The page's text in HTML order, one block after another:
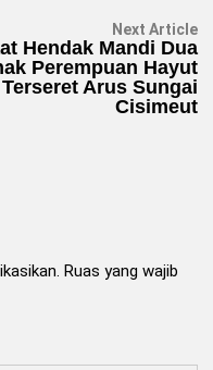
Next Article
Hendak Mandi Dua
Perempuan Hayut
Terseret Arus Sungai
Cisimeut
Ruas yang wajib